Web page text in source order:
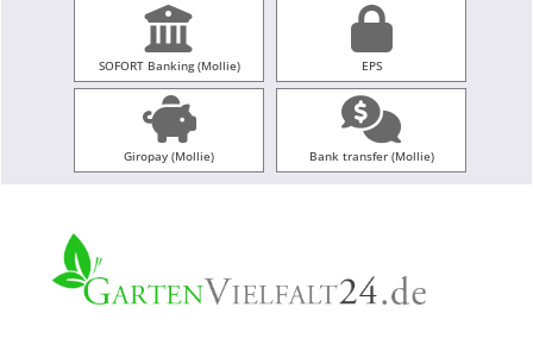
SOFORT Banking (Mollie) EPS
Giropay (Mollie) Bank transfer (Mollie)